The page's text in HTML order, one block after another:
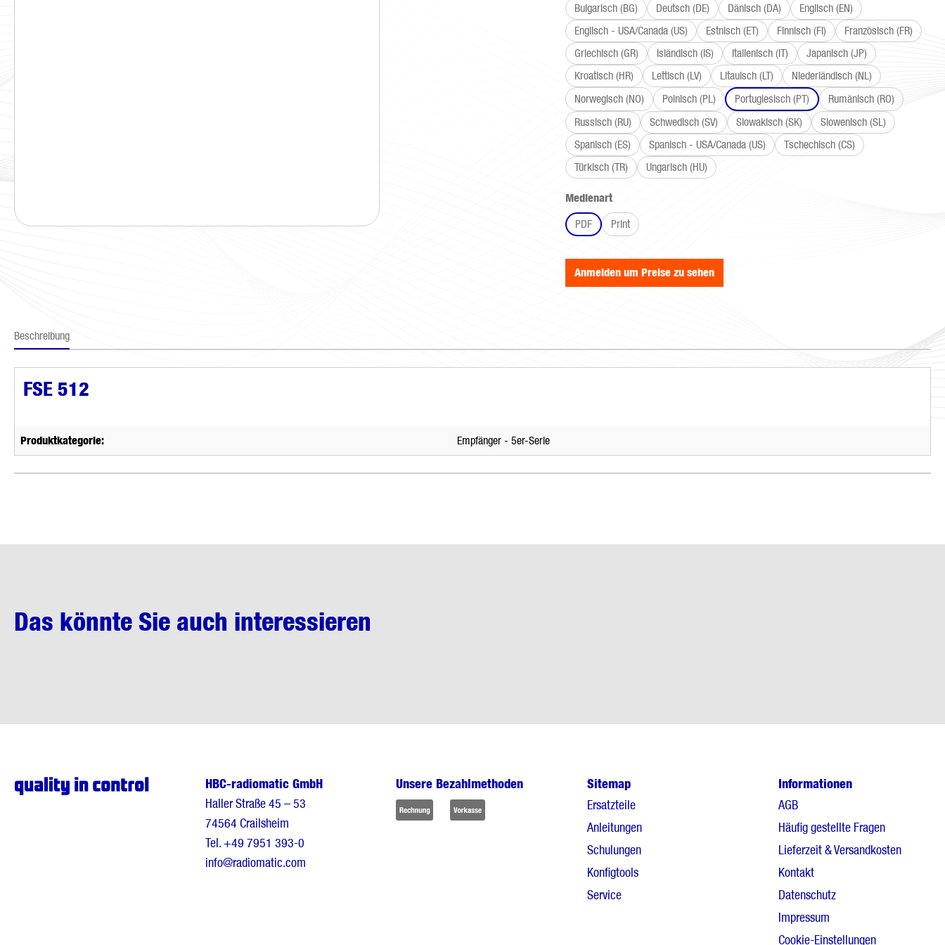
Bulgarisch (BG)
Deutsch (DE) Dänisch (DA)
Englisch (EN)
Englisch - USA/Canada (US)
Estnisch (ET) Finnisch (FI)
Französisch (FR)
Griechisch (GR)
Isländisch (IS) Italienisch (IT)
Japanisch (JP)
Kroatisch (HR)
Lettisch (LV) Litauisch (LT)
Niederländisch (NL)
Norwegisch (NO)
Polnisch (PL) Portugiesisch (PT)
Rumänisch (RO)
Russisch (RU)
Schwedisch (SV) Slowakisch (SK)
Slowenisch (SL)
Spanisch (ES)
Spanisch - USA/Canada (US)
Tschechisch (CS)
Türkisch (TR)
Ungarisch (HU)
Medienartauswählen
PDF
Print
Anmelden um Preise zu sehen
Beschreibung
FSE 512
Produktkategorie: Empfänger - 5er-Serie
Das könnte Sie auch interessieren
HBC-radiomatic GmbH
Haller Straße 45 – 53
74564 Crailsheim
Tel.+49 7951 393-0
info@radiomatic.com
Unsere Bezahlmethoden
Sitemap
Ersatzteile
Anleitungen
Schulungen
Konfigtools
Service
Informationen
AGB
Häufig gestellte Fragen
Lieferzeit & Versandkosten
Kontakt
Datenschutz
Impressum
Cookie-Einstellungen